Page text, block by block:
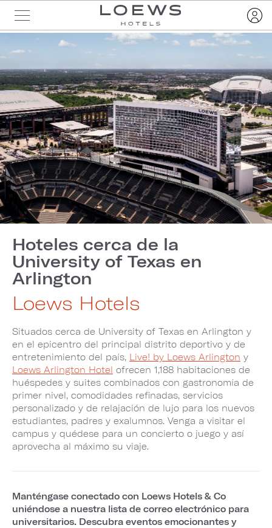
Hoteles cerca de la
University of Texas en
Arlington
Loews Hotels
Situados cerca de University of Texas en Arlington y
en el epicentro del principal distrito deportivo y de
entretenimiento del país, Live! by Loews Arlington y
Loews Arlington Hotel ofrecen 1,188 habitaciones de
huéspedes y suites combinados con gastronomía de
primer nivel, comodidades refinadas, servicios
personalizado y de relajación de lujo para los nuevos
estudiantes, padres y exalumnos. Venga a visitar el
campus y quédese para un concierto o juego y así
aprovecha al máximo su viaje.
Manténgase conectado con Loews Hotels & Co
uniéndose a nuestra lista de correo electrónico para
universitarios. Descubra eventos emocionantes y